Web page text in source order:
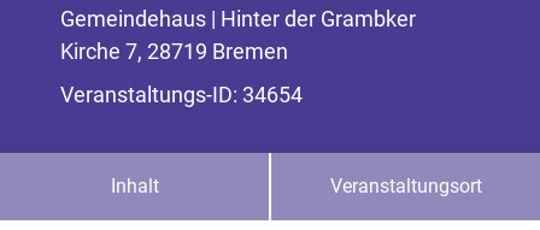
Gemeindehaus | Hinter der Grambker
Kirche 7, 28719 Bremen
Veranstaltungs-ID: 34654
Inhalt Veranstaltungsort